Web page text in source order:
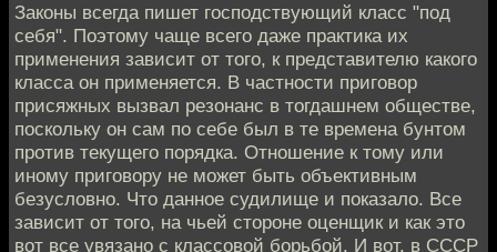
Законы всегда пишет господствующий класс "под
себя". Поэтому чаще всего даже практика их
применения зависит от того, к представителю какого
класса он применяется. В частности приговор
присяжных вызвал резонанс в тогдашнем обществе,
поскольку он сам по себе был в те времена бунтом
против текущего порядка. Отношение к тому или
иному приговору не может быть объективным
безусловно. Что данное судилище и показало. Все
зависит от того, на чьей стороне оценщик и как это
вот все увязано с классовой борьбой. И вот, в СССР